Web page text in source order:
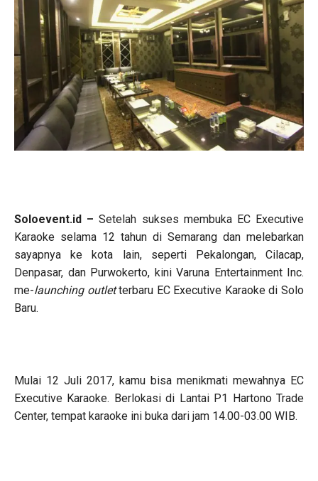
Soloevent.id –Setelah sukses membuka EC Executive
Karaoke selama 12 tahun di Semarang dan melebarkan
sayapnya ke kota lain, seperti Pekalongan, Cilacap,
Denpasar, dan Purwokerto, kini Varuna Entertainment Inc.
me-launching outletterbaru EC Executive Karaoke di Solo
Baru.
Mulai 12 Juli 2017, kamu bisa menikmati mewahnya EC
Executive Karaoke. Berlokasi di Lantai P1 Hartono Trade
Center, tempat karaoke ini buka dari jam 14.00-03.00 WIB.